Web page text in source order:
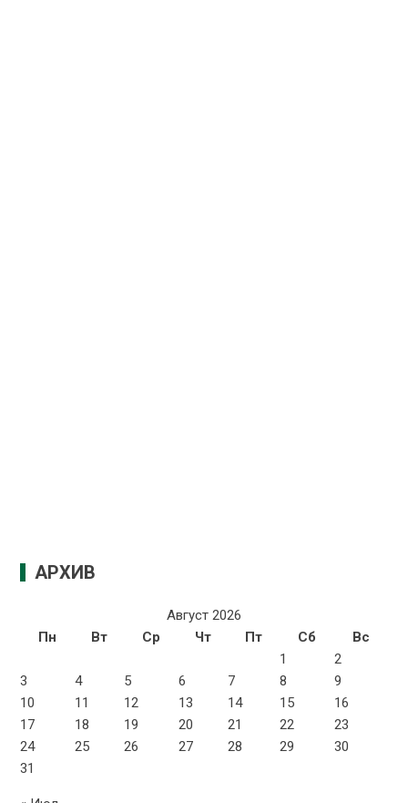
АРХИВ
Август 2026
Пн
Вт Ср Чт Пт Сб
Вс
1
2
3
4 5 6 7 8
9
10
11 12 13 14 15
16
17
18 19 20 21 22
23
24
25 26 27 28 29
30
31